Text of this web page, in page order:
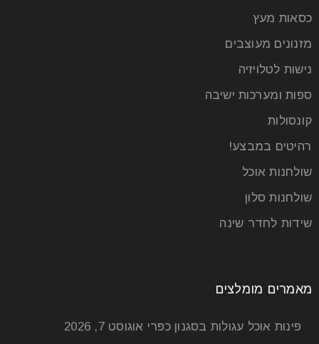
כסאות מעץ
מזנונים מעוצבים
נישות לטלויזיה
ספות ומערכות ישיבה
קונסולות
רהיטים במבצע!
שולחנות אוכל
שולחנות סלון
שידות לחדר שינה
מאמרים מומלצים
פינות אוכל עגולות בסגנון כפרי אוגוסט 7, 2026